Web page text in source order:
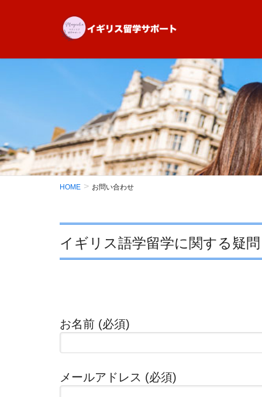
HOME お問い合わせ
イギリス語学留学に関する疑
お名前 (必須)
メールアドレス (必須)